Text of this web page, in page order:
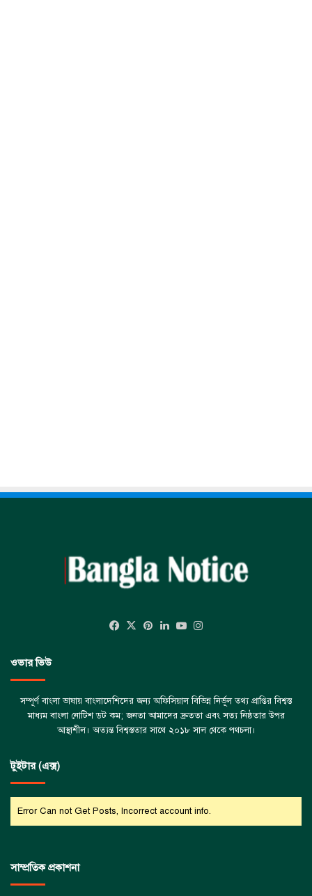
Facebook
X Pinterest
LinkedInYouTube
ওভার ভিউ
সম্পূর্ণ বাংলা ভাষায় বাংলাদেশিদের জন্য অফিসিয়াল বিভিন্ন নির্ভূল তথ্য প্রাপ্তির বিশ্বস্ত
মাধ্যম বাংলা নোটিশ ডট কম; জনতা আমাদের দ্রুততা এবং সত্য নিষ্ঠতার উপর
আস্থাশীল। অত্যন্ত বিশ্বস্ততার সাথে ২০১৮ সাল থেকে পথচলা।
টুইটার (এক্স)
Error Can not Get Posts, Incorrect account info.
সাম্প্রতিক প্রকাশনা